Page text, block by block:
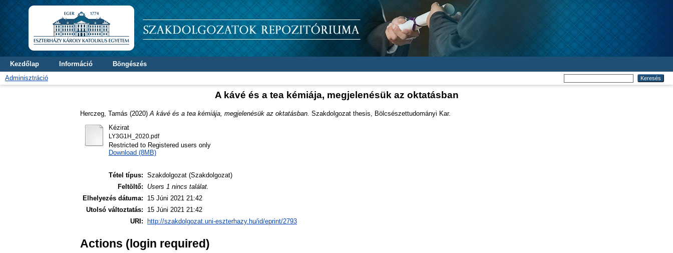
Kezdőlap Információ
Böngészés
Adminisztráció
A kávé és a tea kémiája, megjelenésük az oktatásban
Herczeg, Tamás (2020) A kávé és a tea kémiája, megjelenésük az oktatásban. Szakdolgozat thesis, Bölcsészettudományi Kar.
Kézirat
LY3G1H_2020.pdf
Restricted to Registered users only
Download (8MB)
Tétel típus: Szakdolgozat (Szakdolgozat)
Feltöltő:
Users 1 nincs találat.
Elhelyezés dátuma:
15 Júni 2021 21:42
Utolsó változtatás:
15 Júni 2021 21:42
URI:
http://szakdolgozat.uni-eszterhazy.hu/id/eprint/2793
Actions (login required)